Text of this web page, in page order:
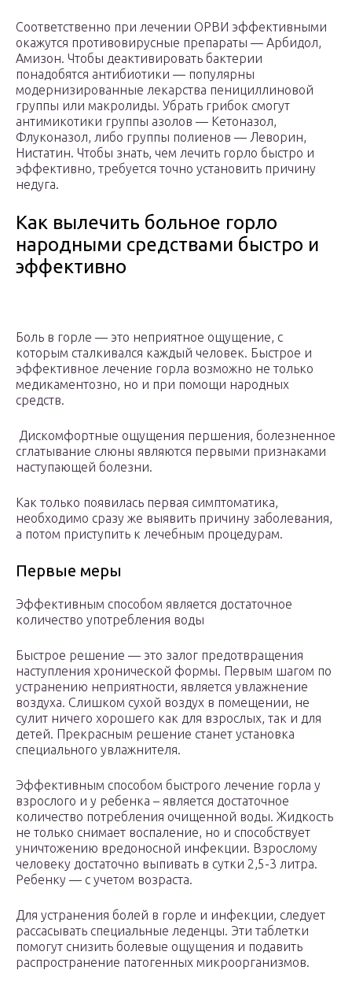
Соответственно при лечении ОРВИ эффективными
окажутся противовирусные препараты — Арбидол,
Амизон. Чтобы деактивировать бактерии
понадобятся антибиотики — популярны
модернизированные лекарства пенициллиновой
группы или макролиды. Убрать грибок смогут
антимикотики группы азолов — Кетоназол,
Флуконазол, либо группы полиенов — Леворин,
Нистатин. Чтобы знать, чем лечить горло быстро и
эффективно, требуется точно установить причину
недуга.
Как вылечить больное горло
народными средствами быстро и
эффективно
Боль в горле — это неприятное ощущение, с
которым сталкивался каждый человек. Быстрое и
эффективное лечение горла возможно не только
медикаментозно, но и при помощи народных
средств.
Дискомфортные ощущения першения, болезненное
сглатывание слюны являются первыми признаками
наступающей болезни.
Как только появилась первая симптоматика,
необходимо сразу же выявить причину заболевания,
а потом приступить к лечебным процедурам.
Первые меры
Эффективным способом является достаточное
количество употребления воды
Быстрое решение — это залог предотвращения
наступления хронической формы. Первым шагом по
устранению неприятности, является увлажнение
воздуха. Слишком сухой воздух в помещении, не
сулит ничего хорошего как для взрослых, так и для
детей. Прекрасным решение станет установка
специального увлажнителя.
Эффективным способом быстрого лечение горла у
взрослого и у ребенка – является достаточное
количество потребления очищенной воды. Жидкость
не только снимает воспаление, но и способствует
уничтожению вредоносной инфекции. Взрослому
человеку достаточно выпивать в сутки 2,5-3 литра.
Ребенку — с учетом возраста.
Для устранения болей в горле и инфекции, следует
рассасывать специальные леденцы. Эти таблетки
помогут снизить болевые ощущения и подавить
распространение патогенных микроорганизмов.